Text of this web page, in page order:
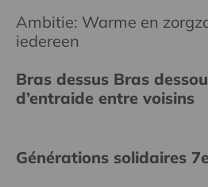
Ambitie: Warme en
iedereen
Bras dessus Bras
d’entraide entre voisins
Générations solidaires